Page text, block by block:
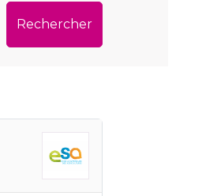
Rechercher